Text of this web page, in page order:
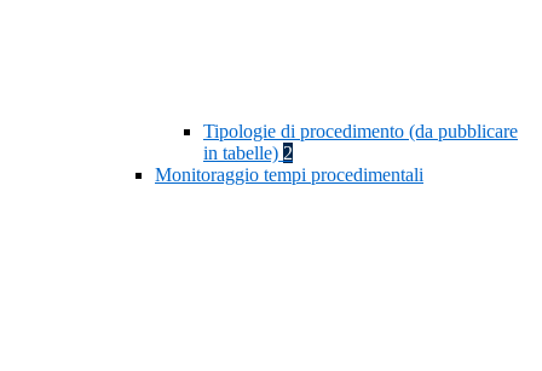
Tipologie di procedimento (da pubblicare
in tabelle) 2
Monitoraggio tempi procedimentali